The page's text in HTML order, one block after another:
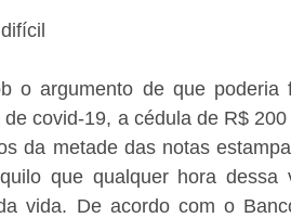
o argumento de que
de covid-19, a cédula de R$
da metade das notas
que qualquer hora
vida. De acordo com o